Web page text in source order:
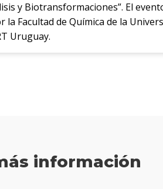
y Biotransformaciones”. El
Facultad de Química de la
Uruguay.
información